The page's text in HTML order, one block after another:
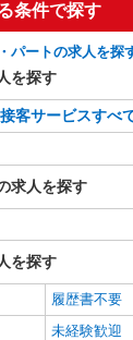
条件で探す
パートの求人を探
を探す
客サービスすべ
求人を探す
を探す
履歴書不要
未経験歓迎